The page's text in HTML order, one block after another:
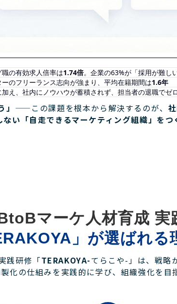
の有効求人倍率は1.74倍。企業の63%が「採用が難し
のフリーランス志向が強まり、平均在籍期間は1.6年
え、社内にノウハウが蓄積されず、担当者の退職でゼ
う」——この課題を根本から解決するのが、
い「自走できるマーケティング組織」をつ
マーケ人材育成 実
」が選ばれる
践研修「TERAKOYA-てらこや-」は、戦略
化の仕組みを実践的に学び、組織強化を目